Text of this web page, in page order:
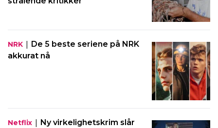
NRK | De 5 beste seriene på NRK
akkurat nå
Netflix | Ny virkelighetskrim slår